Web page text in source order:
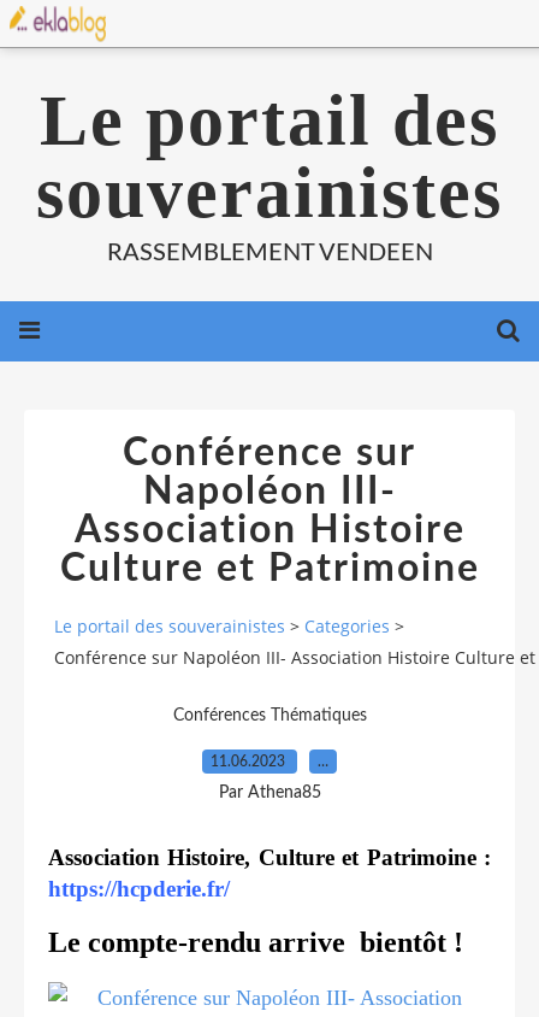
Le portail des
souverainistes
RASSEMBLEMENT VENDEEN
Conférence sur
Napoléon III-
Association Histoire
Culture et Patrimoine
Le portail des souverainistes > Categories >
Conférence sur Napoléon III- Association Histoire Culture
Conférences Thématiques
11.06.2023 …
Par Athena85
Association Histoire, Culture et Patrimoine :
https://hcpderie.fr/
Le compte-rendu arrive bientôt !